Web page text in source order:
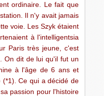
ordinaire. Le fait que
Il n'y avait jamais
voie. Les Szyk étaient
à l'intelligentsia
Paris très jeune, c'est
On dit de lui qu'il fut un
à l'âge de 6 ans et
Ce qui a décidé de
passion pour l'histoire